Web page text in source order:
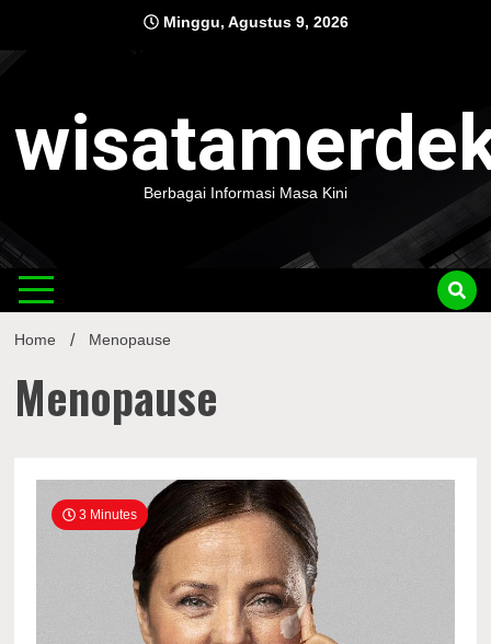
content
Minggu, Agustus 9, 2026
Berbagai Informasi Masa Kini
Home Menopause
Menopause
3 Minutes